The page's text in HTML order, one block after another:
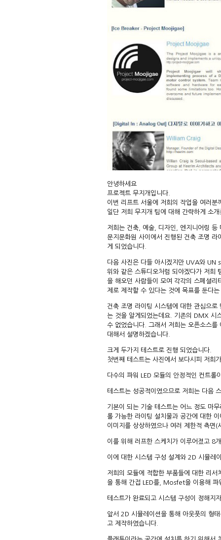
안녕하세요
프로젝트 무지개입니다.
이번 리프트 서울에 저희의 작업을 여러
일단 저희 무지개 팀에 대해 간략하게 소
저희는 건축, 예술, 디자인, 엔지니어링
문지문화원 사이에서 진행된 건축 조명
게 되었습니다.
다음 사진은 다들 아시겠지만 UVA와 UN
위와 같은 스튜디오처럼 되야겠다가 저희
을 해오던 사람들이 모여 각각의 스페셜
제로 제작할 수 있다는 것에 목표를 둔다
건축 조명 라이팅 시스템에 대한 관심으
는 것을 알게되었는데요. 기존의 DMX 시
수 없었습니다. 그래서 저희는 오픈소스
대해서 설명하겠습니다.
크게 두가지 테스트로 진행 되었습니다.
첫번째 테스트는 사진에서 보다시피 저희
다수의 파워 LED 모듈의 안정적인 컨트롤
테스트는 성공적이였으므로 저희는 다음
기본이 되는 기술 테스트는 어느 정도 마
롤 가능한 라이팅 설치물과 공간에 대한
이미지를 상상하였으나 여러 제한적 측면
이를 위해 러프한 스케치가 이루어졌고 8
이에 대한 시스템 구성 설계와 2D 시뮬레
저희의 모듈에 적합한 부품들에 대한 리
을 통해 간접 LED를, Mosfet을 이용해 파
테스트가 완료되고 시스템 구성이 정해지
앞서 2D 시뮬레이션을 통해 아웃풋의 형
고 제작하였습니다.